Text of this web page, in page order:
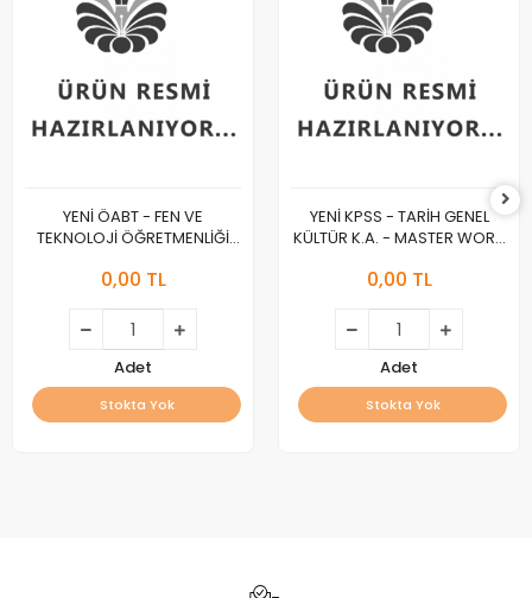
YENİ ÖABT - FEN VE
TEKNOLOJİ ÖĞRETMENLİĞİ
0,00 TL
Adet
Stokta Yok
YENİ KPSS - TARİH GENEL
KÜLTÜR K.A. - MASTER WORK
0,00 TL
Adet
Stokta Yok